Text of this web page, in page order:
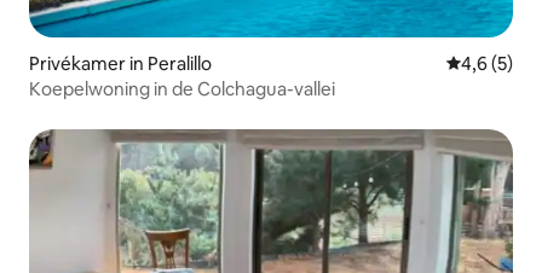
Privékamer in Peralillo
4,6 (5)
Koepelwoning in de Colchagua-vallei